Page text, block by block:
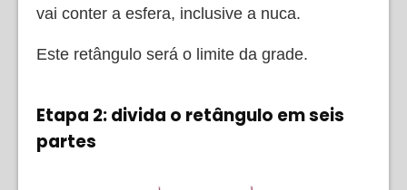
vai conter a esfera, inclusive a nuca.
Este retângulo será o limite da grade.
Etapa 2: divida o retângulo em seis
partes